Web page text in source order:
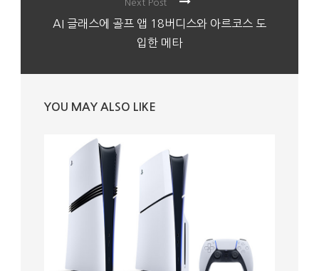
Next Post
AI 글래스에 골프 앱 18버디스와 아르코스 도
입한 메타
YOU MAY ALSO LIKE